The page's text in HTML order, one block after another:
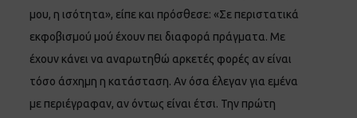
μου, η ισότητα», είπε και πρόσθεσε: «Σε περιστατικά
εκφοβισμού μού έχουν πει διαφορά πράγματα. Με
έχουν κάνει να αναρωτηθώ αρκετές φορές αν είναι
τόσο άσχημη η κατάσταση. Αν όσα έλεγαν για εμένα
με περιέγραφαν, αν όντως είναι έτσι. Την πρώτη